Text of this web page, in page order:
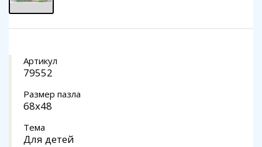
Артикул
79552
Размер пазла
68x48
Тема
Для детей